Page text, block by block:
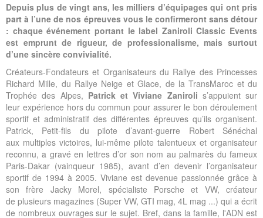
Depuis plus de vingt ans, les milliers d’équipages qui ont pris
part à l’une de nos épreuves vous le confirmeront sans détour
: chaque événement portant le label Zaniroli Classic Events
est emprunt de rigueur, de professionalisme, mais surtout
d’une sincère convivialité.
Créateurs-Fondateurs et Organisateurs du Rallye des Princesses
Richard Mille, du Rallye Neige et Glace, de la TransMaroc et du
Trophée des Alpes, Patrick et Viviane Zaniroli s’appuient sur
leur expérience hors du commun pour assurer le bon déroulement
sportif et administratif des différentes épreuves qu’ils organisent.
Patrick, Petit-fils du pilote d’avant-guerre Robert Sénéchal
aux multiples victoires, lui-même pilote talentueux et organisateur
reconnu, a gravé en lettres d’or son nom au palmarès du fameux
Paris-Dakar (vainqueur 1985), avant d’en devenir l’organisateur
sportif de 1994 à 2005. Viviane est devenue passionnée grâce à
son frère Jacky Morel, spécialiste Porsche et VW, créateur
de plusieurs magazines (Super VW, GTI mag, 4L mag ...) qui a écrit
de nombreux ouvrages sur le sujet. Bref, dans la famille, l'ADN est